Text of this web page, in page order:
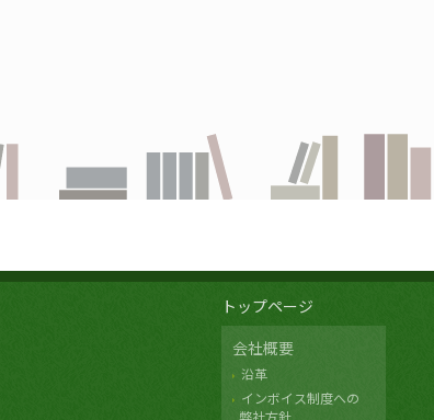
トップページ
会社概要
沿革
インボイス制度への
弊社方針